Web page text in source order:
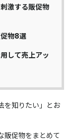
激する販促物
物8選​​​​​​​​​​​​​​
して売上アッ
を知りたい」とお
販促物をまとめて